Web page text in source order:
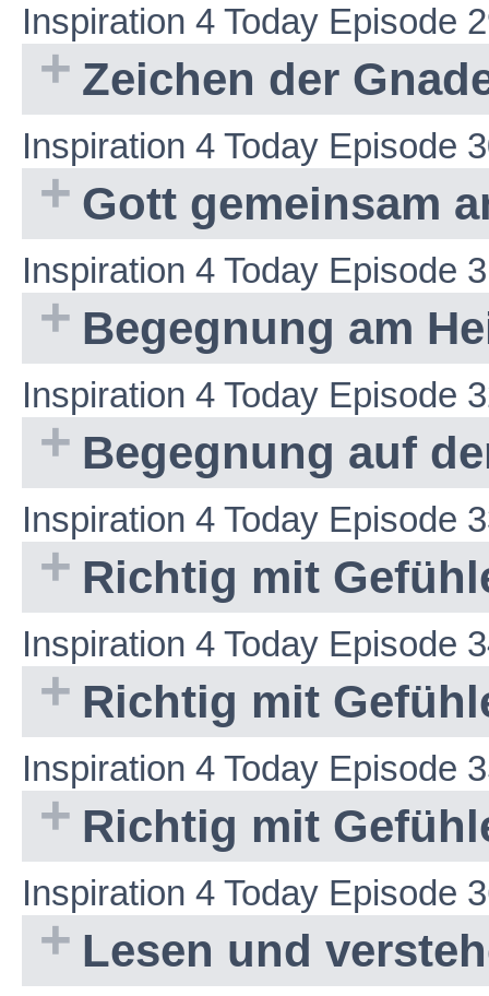
Inspiration 4 Today Episode
Zeichen der
Inspiration 4 Today Episode
Gott gemeinsam
Inspiration 4 Today Episode
Begegnung am
Inspiration 4 Today Episode
Begegnung auf
Inspiration 4 Today Episode
Richtig mit
Inspiration 4 Today Episode
Richtig mit
Inspiration 4 Today Episode
Richtig mit
Inspiration 4 Today Episode
Lesen und